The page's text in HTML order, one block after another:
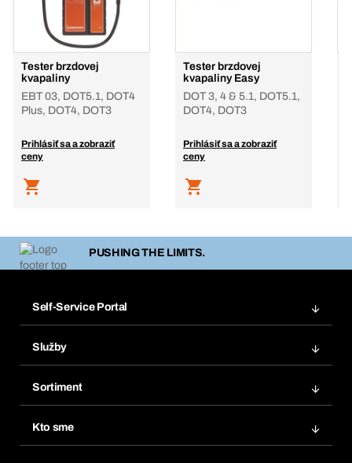
Tester brzdovej
kvapaliny
EBT 03, DOT5.1, DOT4
Plus, DOT4, DOT3
Prihlásiť sa a zobraziť
ceny
Tester brzdovej
kvapaliny Easy
DOT 3, 4 & 5.1, DOT5.1,
DOT4, DOT3
Prihlásiť sa a zobraziť
ceny
PUSHING THE LIMITS.
Self-Service Portal
Obľúbené
Opakované objednávky
Predplatné
Služby
Chemická databáza
eProcurement
Sortiment
Kto sme